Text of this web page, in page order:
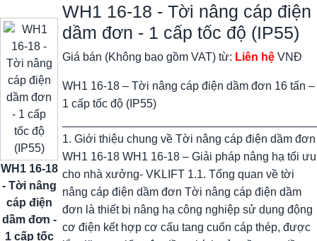
WH1 16-18
- Tời nâng
cáp điện
dầm đơn -
1 cấp tốc
WH1 16-18 - Tời nâng cáp điện
dầm đơn - 1 cấp tốc độ (IP55)
Giá bán (Không bao gồm VAT) từ: Liên hệ VNĐ
WH1 16-18 – Tời nâng cáp điện dầm đơn 16 tấn –
1 cấp tốc độ (IP55)
1. Giới thiệu chung về Tời nâng cáp điện dầm đơn
WH1 16-18 WH1 16-18 – Giải pháp nâng hạ tối ưu
cho nhà xưởng- VKLIFT 1.1. Tổng quan về tời
nâng cáp điện dầm đơn Tời nâng cáp điện dầm
đơn là thiết bị nâng hạ công nghiệp sử dụng động
cơ điện kết hợp cơ cấu tang cuốn cáp thép, được